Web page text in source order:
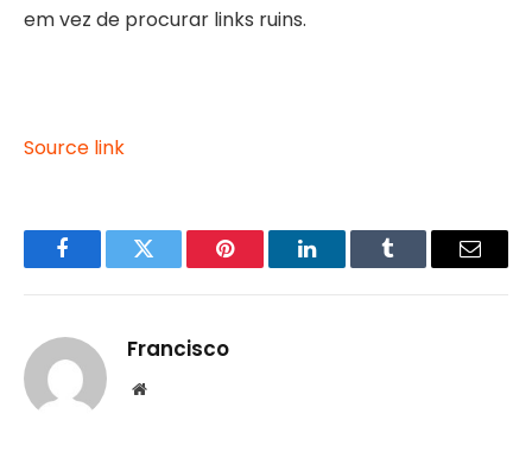
em vez de procurar links ruins.
Source link
FacebookTwitter Pinterest LinkedInTumblr Email
Francisco
Website